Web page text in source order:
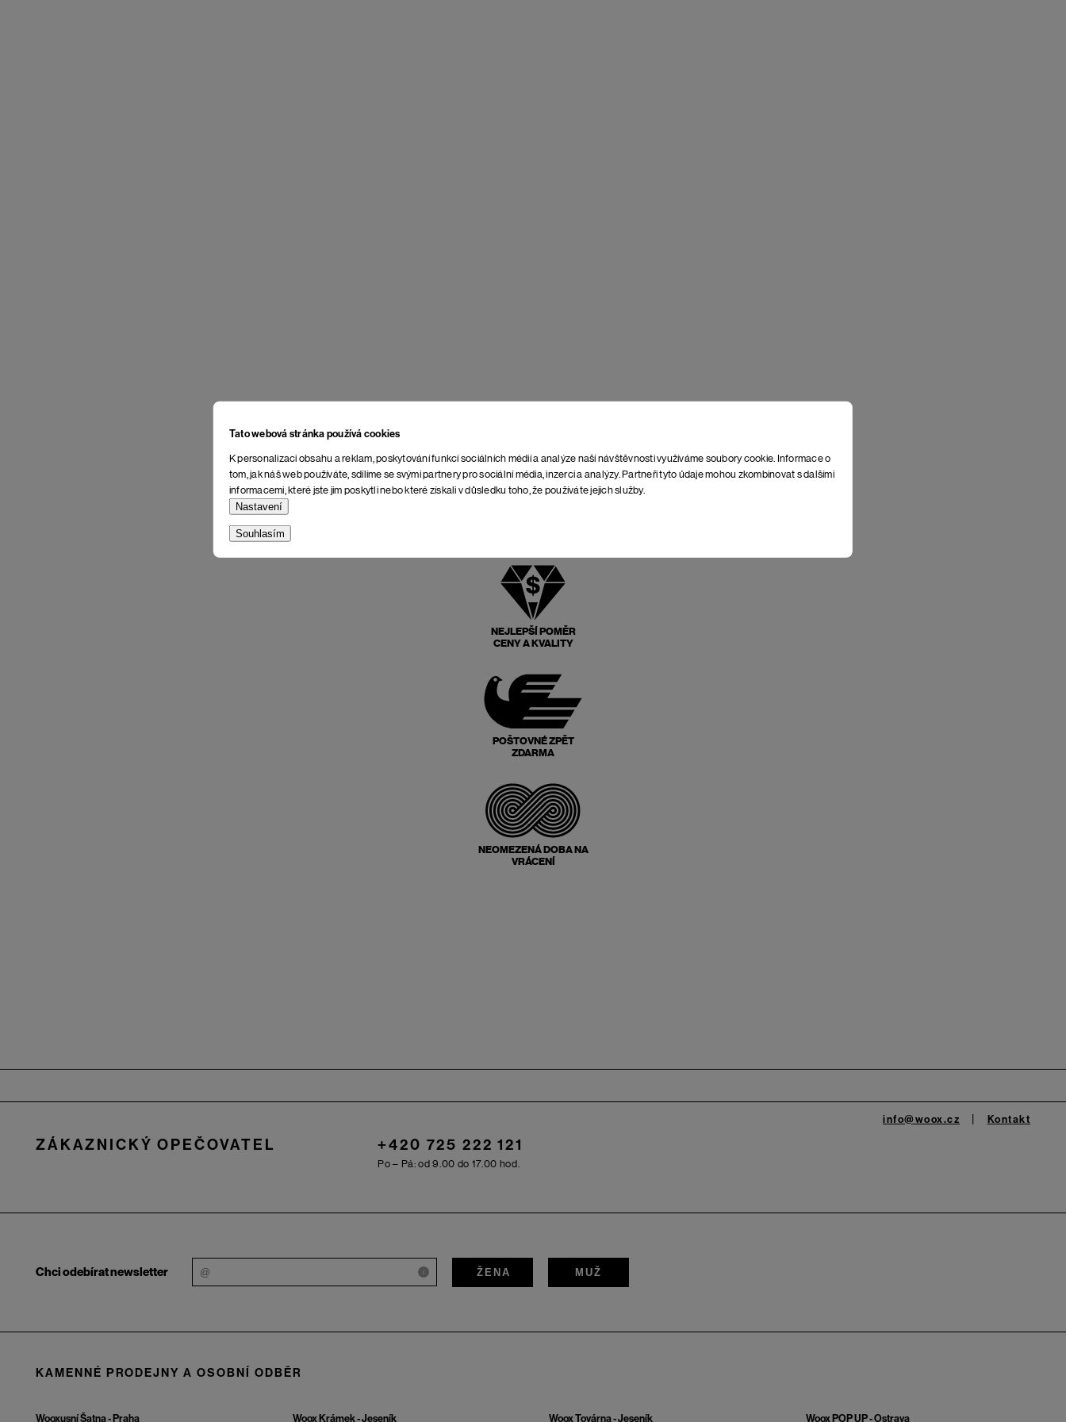
Tato webová stránka používá cookies
K personalizaci obsahu a reklam, poskytování funkcí sociálních médií a analýze naší návštěvnosti využíváme soubory cookie. Informace o
tom, jak náš web používáte, sdílíme se svými partnery pro sociální média, inzerci a analýzy. Partneři tyto údaje mohou zkombinovat s dalšími
informacemi, které jste jim poskytli nebo které získali v důsledku toho, že používáte jejich služby.
Nastavení
Souhlasím
NEJLEPŠÍ POMĚR
CENY A KVALITY
POŠTOVNÉ ZPĚT
ZDARMA
NEOMEZENÁ DOBA NA
VRÁCENÍ
ZÁKAZNICKÝ OPEČOVATEL +420 725 222 121
Po – Pá: od 9.00 do 17.00 hod.
info@woox.cz Kontakt
Chci odebírat newsletter i ŽENA MUŽ
KAMENNÉ PRODEJNY A OSOBNÍ ODBĚR
Wooxusní Šatna - Praha Woox Krámek - Jeseník Woox Továrna - Jeseník Woox POP UP - Ostrava